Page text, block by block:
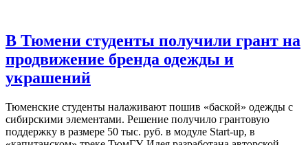
В Тюмени студенты получили грант на
продвижение бренда одежды и
украшений
Тюменские студенты налаживают пошив «баской» одежды с
сибирскими элементами. Решение получило грантовую
поддержку в размере 50 тыс. руб. в модуле Start-up, в